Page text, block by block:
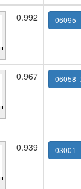
0.992 06095
0.967
0.939 03001